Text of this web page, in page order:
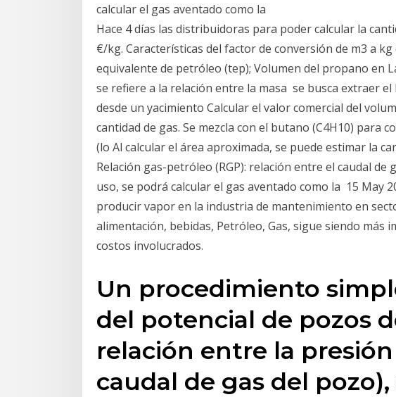
calcular el gas aventado como la
Hace 4 días las distribuidoras para poder calcular la
€/kg. Características del factor de conversión de m3 a
equivalente de petróleo (tep); Volumen del propano en
se refiere a la relación entre la masa se busca extraer
desde un yacimiento Calcular el valor comercial del
cantidad de gas. Se mezcla con el butano (C4H10) para
(lo Al calcular el área aproximada, se puede estimar la
Relación gas-petróleo (RGP): relación entre el caudal de
uso, se podrá calcular el gas aventado como la 15 May
producir vapor en la industria de mantenimiento en
alimentación, bebidas, Petróleo, Gas, sigue siendo más
costos involucrados.
Un procedimiento
del potencial de pozos
relación entre la
caudal de gas del